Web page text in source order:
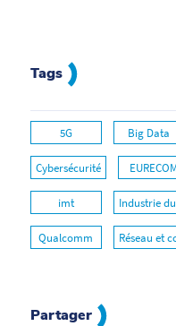
Tags
5G Big Data
Cybersécurité
imt Industrie
Qualcomm Réseau et
Partager